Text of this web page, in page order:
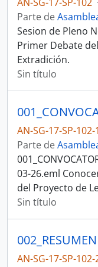
Parte de
Sesion de Pleno
Primer Debate
Extradición.
Sin título
AN-SG-17-SP-102-1
Parte de
03-26.eml
del Proyecto de
Sin título
AN-SG-17-SP-102-